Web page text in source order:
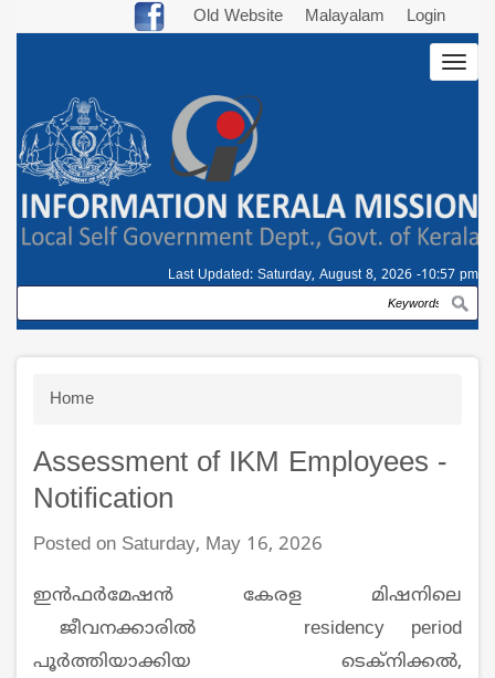
Old Website Malayalam Login
Last Updated: Saturday, August 8, 2026 -10:57 pm
Search
Breadcrumb
Home
Assessment of IKM Employees -
Notification
Posted on Saturday, May 16, 2026
ഇന്‍ഫര്‍മേഷന്‍ കേരള മിഷനിലെ
ജീവനക്കാരില്‍ residency period
പൂര്‍ത്തിയാക്കിയ ടെക്നിക്കല്‍,